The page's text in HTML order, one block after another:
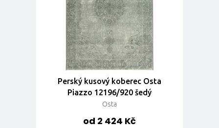
Perský kusový koberec Osta
Piazzo 12196/920 šedý
Osta
od 2 424 Kč